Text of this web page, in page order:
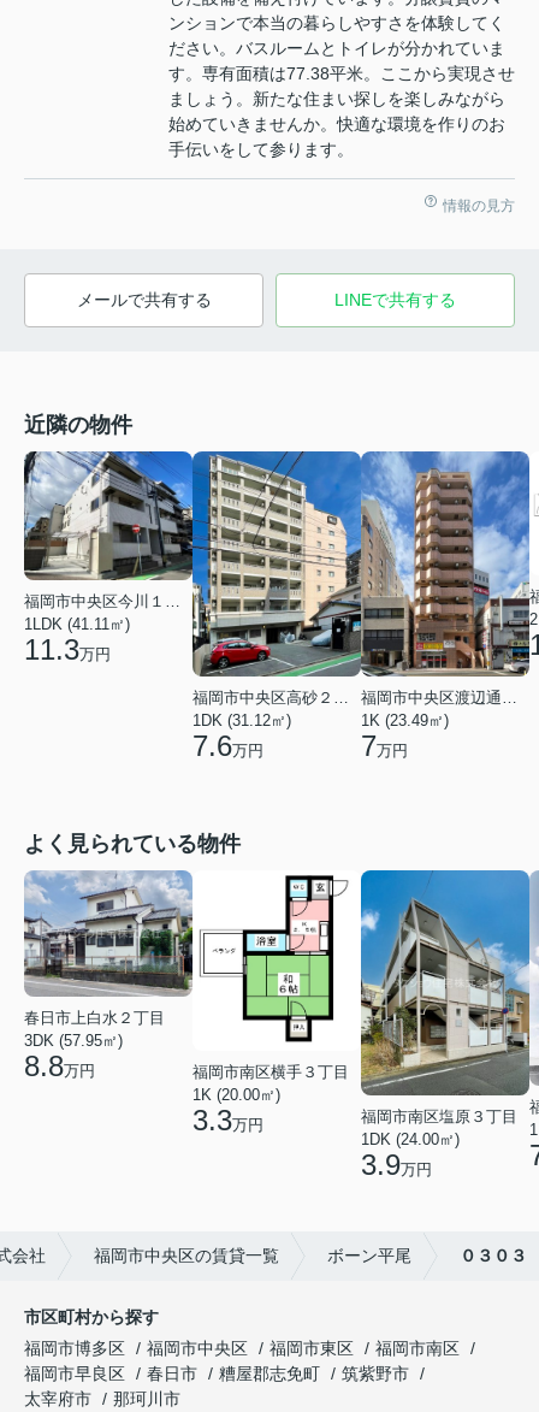
ンションで本当の暮らしやすさを体験してく
ださい。バスルームとトイレが分かれていま
す。専有面積は77.38平米。ここから実現させ
ましょう。新たな住まい探しを楽しみながら
始めていきませんか。快適な環境を作りのお
手伝いをして参ります。
情報の見方
メールで共有する LINEで共有する
近隣の物件
福岡市中央区今川１丁目
1LDK (41.11㎡)
11.3万円
福岡市中央区高砂２丁目
1DK (31.12㎡)
7.6万円
福岡市中央区渡辺通５丁目
1K (23.49㎡)
7万円
よく見られている物件
春日市上白水２丁目
3DK (57.95㎡)
8.8万円
福岡市南区横手３丁目
1K (20.00㎡)
3.3万円
福岡市南区塩原３丁目
1DK (24.00㎡)
3.9万円
会社 福岡市中央区の賃貸一覧 ボーン平尾 ０３０３
市区町村から探す
福岡市博多区
福岡市中央区 福岡市東区
福岡市南区
福岡市早良区
春日市 糟屋郡志免町
筑紫野市
太宰府市
那珂川市